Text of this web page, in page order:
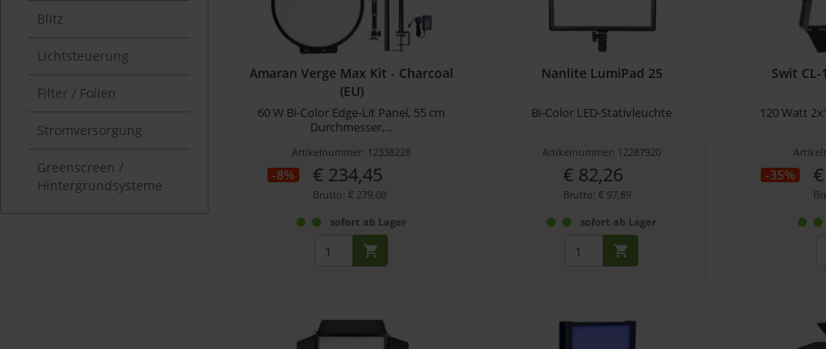
Blitz
Lichtsteuerung
Filter / Folien
Stromversorgung
Greenscreen /
Hintergrundsysteme
Amaran Verge Max Kit - Charcoal
(EU)
60 W Bi-Color Edge-Lit Panel, 55 cm
Durchmesser,...
Artikelnummer: 12338228
-8% € 234,45
Brutto: € 279,00
sofort ab Lager
Nanlite LumiPad 25
Bi-Color LED-Stativleuchte
Artikelnummer: 12287920
€ 82,26
Brutto: € 97,89
sofort ab Lager
Swit CL-
120 Watt
-35%